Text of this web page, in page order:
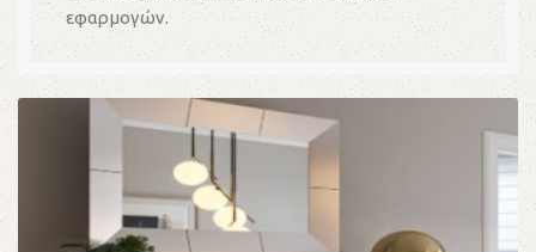
εφαρμογών.